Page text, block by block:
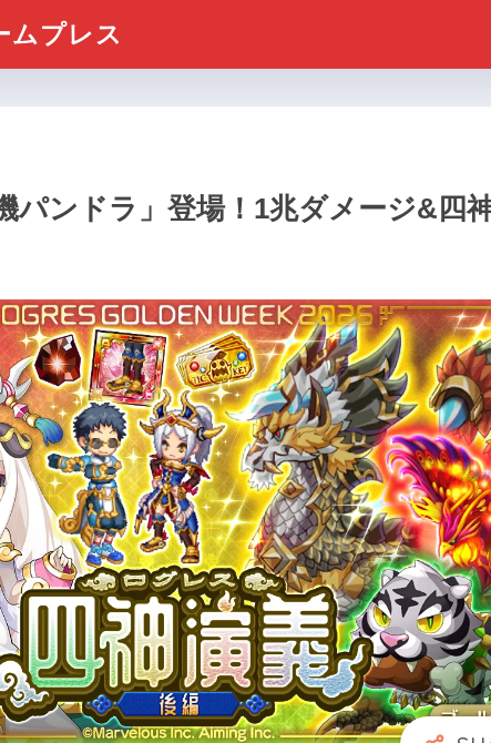
ムプレス
パンドラ」登場！1兆ダメージ&四